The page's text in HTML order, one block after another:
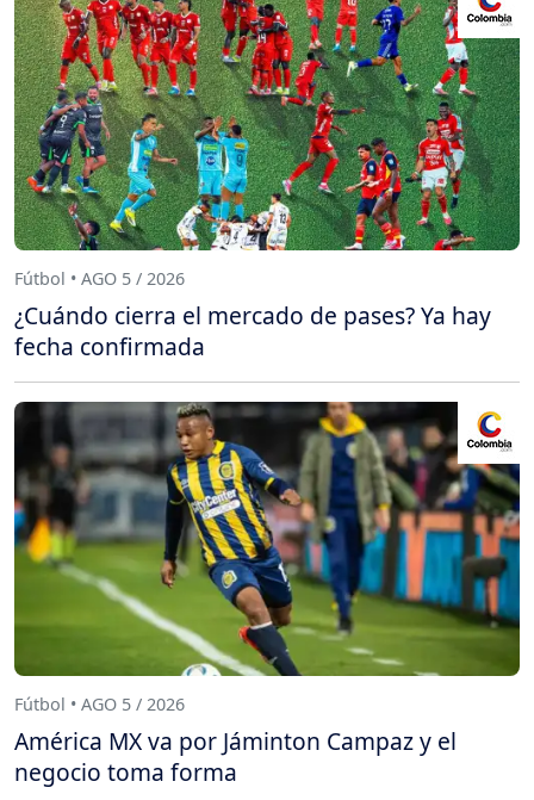
Fútbol • AGO 5 / 2026
¿Cuándo cierra el mercado de pases? Ya hay
fecha confirmada
Fútbol • AGO 5 / 2026
América MX va por Jáminton Campaz y el
negocio toma forma